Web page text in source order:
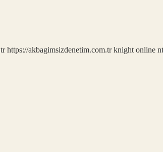
https://akbagimsizdenetim.com.tr knight online